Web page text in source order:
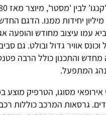
34 שנים נמכרו 1.6 מיליון יחידות ממנו. הדגם
עמו עיצוב מחודש והופעה
וכונס אוויר גדול ובולט. גם
והתכנון כולל הרבה
המתפעל.
מסוגו, הטרפיק מוצע
גרסאות המרכב כוללות